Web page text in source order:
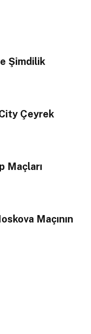
Şimdilik
Çeyrek
Maçları
Maçının